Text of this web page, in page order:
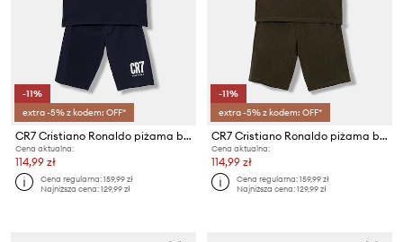
-11%
extra -5% z kodem: OFF*
CR7 Cristiano Ronaldo piżama bawełniana dziecięca 2-pack
Cena aktualna:
114,99 zł
Cena regularna:159,99 zł
Najniższa cena:129,99 zł
-11%
extra -5% z kodem: OFF*
CR7 Cristiano Ronaldo piżama bawełniana dziecięca
Cena aktualna:
114,99 zł
Cena regularna:159,99 zł
Najniższa cena:129,99 zł